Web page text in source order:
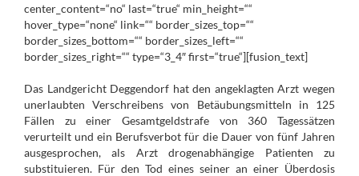
center_content=“no“ last=“true“ min_height=““
hover_type=“none“ link=““ border_sizes_top=““
border_sizes_bottom=““ border_sizes_left=““
border_sizes_right=““ type=“3_4″ first=“true“][fusion_text]
Das Landgericht Deggendorf hat den angeklagten Arzt wegen
unerlaubten Verschreibens von Betäubungsmitteln in 125
Fällen zu einer Gesamtgeldstrafe von 360 Tagessätzen
verurteilt und ein Berufsverbot für die Dauer von fünf Jahren
ausgesprochen, als Arzt drogenabhängige Patienten zu
substituieren. Für den Tod eines seiner an einer Überdosis